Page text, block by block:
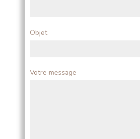
Objet
Votre message